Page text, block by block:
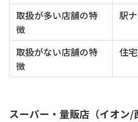
取扱が多い店舗の特
徴
駅
取扱がない店舗の特
徴
住
スーパー・量販店（イオン/